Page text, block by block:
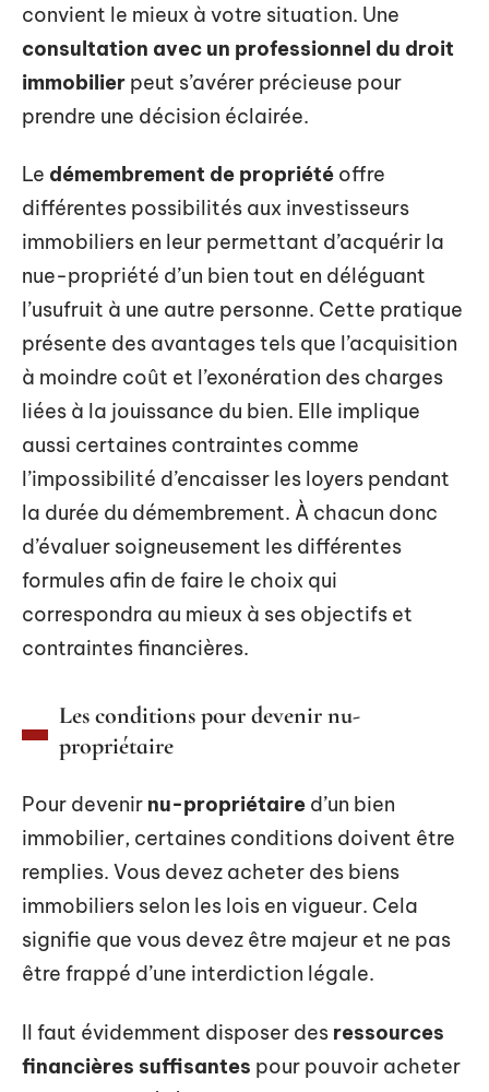
convient le mieux à votre situation. Une
consultation avec un professionnel du droit
immobilier peut s’avérer précieuse pour
prendre une décision éclairée.
Le démembrement de propriété offre
différentes possibilités aux investisseurs
immobiliers en leur permettant d’acquérir la
nue-propriété d’un bien tout en déléguant
l’usufruit à une autre personne. Cette pratique
présente des avantages tels que l’acquisition
à moindre coût et l’exonération des charges
liées à la jouissance du bien. Elle implique
aussi certaines contraintes comme
l’impossibilité d’encaisser les loyers pendant
la durée du démembrement. À chacun donc
d’évaluer soigneusement les différentes
formules afin de faire le choix qui
correspondra au mieux à ses objectifs et
contraintes financières.
Les conditions pour devenir nu-
propriétaire
Pour devenir nu-propriétaire d’un bien
immobilier, certaines conditions doivent être
remplies. Vous devez acheter des biens
immobiliers selon les lois en vigueur. Cela
signifie que vous devez être majeur et ne pas
être frappé d’une interdiction légale.
Il faut évidemment disposer des ressources
financières suffisantes pour pouvoir acheter